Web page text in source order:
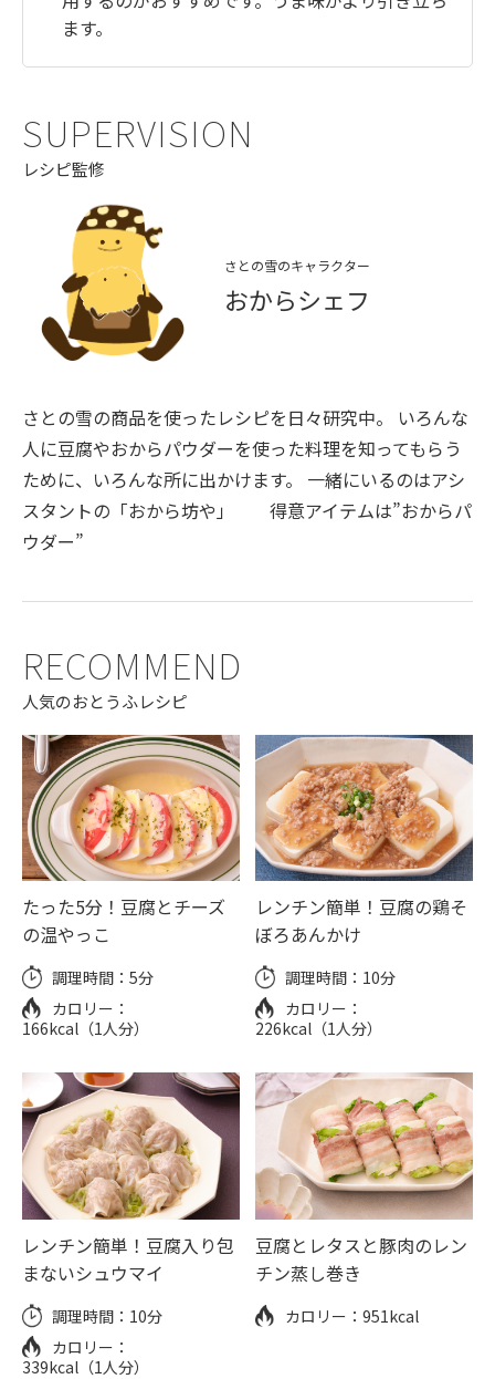
ます。
SUPERVISION
レシピ監修
さとの雪のキャラクター
おからシェフ
さとの雪の商品を使ったレシピを日々研究中。 いろんな
人に豆腐やおからパウダーを使った料理を知ってもらう
ために、いろんな所に出かけます。 一緒にいるのはアシ
スタントの「おから坊や」 得意アイテムは”おからパ
ウダー”
RECOMMEND
人気のおとうふレシピ
たった5分！豆腐とチーズ
の温やっこ
調理時間： 5分
カロリー：
166kcal（1人分）
レンチン簡単！豆腐の鶏そ
ぼろあんかけ
調理時間： 10分
カロリー：
226kcal（1人分）
レンチン簡単！豆腐入り包
まないシュウマイ
調理時間： 10分
カロリー：
339kcal（1人分）
豆腐とレタスと豚肉のレン
チン蒸し巻き
カロリー： 951kcal